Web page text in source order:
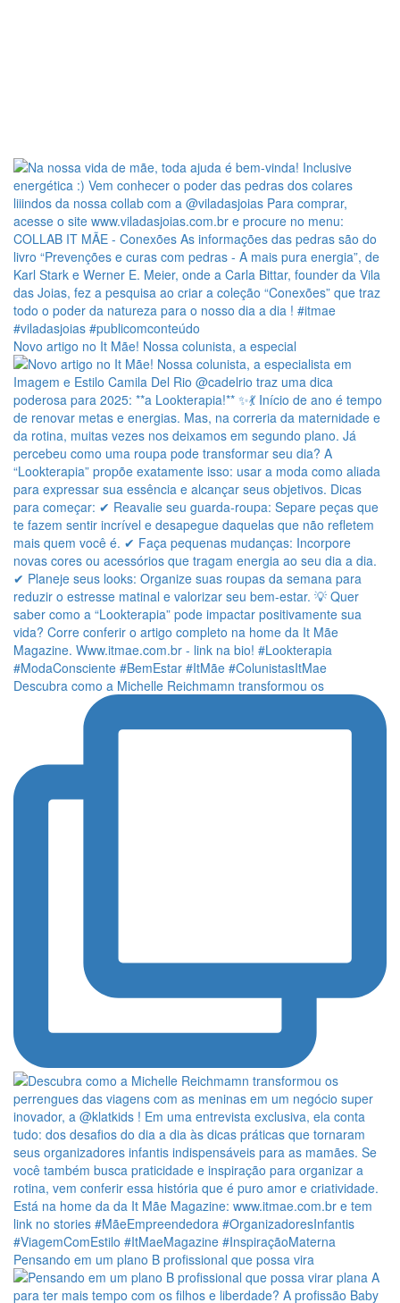
Novo artigo no It Mãe! Nossa colunista, a especial
Descubra como a Michelle Reichmamn transformou os
Pensando em um plano B profissional que possa vira